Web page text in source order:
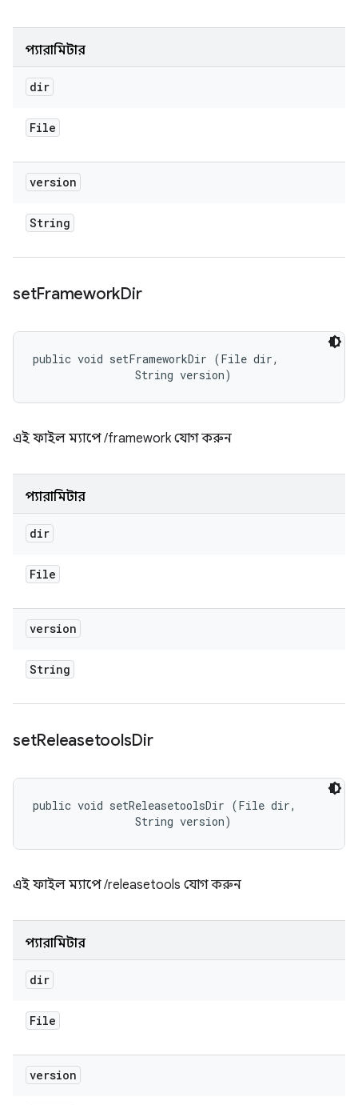
প্যারামিটার
dir
File
version
String
setFrameworkDir
public void setFrameworkDir (File dir,
                String version)
এই ফাইল ম্যাপে /framework যোগ করুন
প্যারামিটার
dir
File
version
String
setReleasetoolsDir
public void setReleasetoolsDir (File dir,
                String version)
এই ফাইল ম্যাপে /releasetools যোগ করুন
প্যারামিটার
dir
File
version